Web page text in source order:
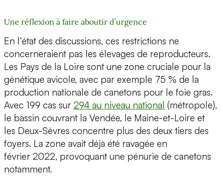
Une réflexion à faire aboutir d’urgence
En l’état des discussions, ces restrictions ne
concerneraient pas les élevages de reproducteurs.
Les Pays de la Loire sont une zone cruciale pour la
génétique avicole, avec par exemple 75 % de la
production nationale de canetons pour le foie gras.
Avec 199 cas sur 294 au niveau national (métropole),
le bassin couvrant la Vendée, le Maine-et-Loire et
les Deux-Sèvres concentre plus des deux tiers des
foyers. La zone avait déjà été ravagée en
février 2022, provoquant une pénurie de canetons
notamment.